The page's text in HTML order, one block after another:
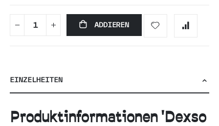
ADDIEREN
EINZELHEITEN
Produktinformationen 'Dexso